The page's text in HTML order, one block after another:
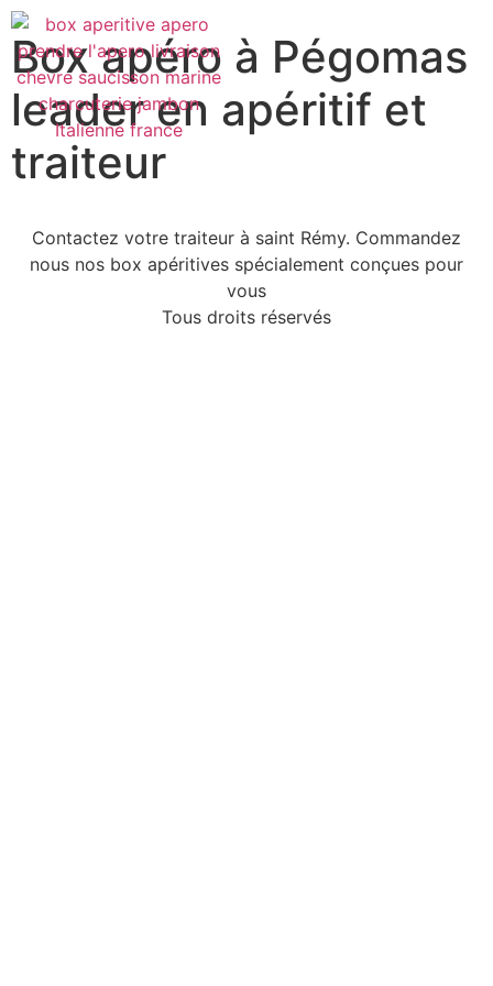
Box apéro à Pégomas
leader en apéritif et
traiteur
Contactez votre traiteur à saint Rémy. Commandez
nous nos box apéritives spécialement conçues pour
vous
Tous droits réservés